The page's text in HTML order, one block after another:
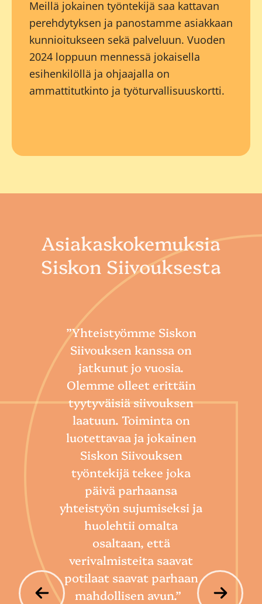
Meillä jokainen työntekijä saa kattavan
perehdytyksen ja panostamme asiakkaan
kunnioitukseen sekä palveluun. Vuoden
2024 loppuun mennessä jokaisella
esihenkilöllä ja ohjaajalla on
ammattitutkinto ja työturvallisuuskortti.
Asiakaskokemuksia
Siskon Siivouksesta
”Yhteistyömme Siskon
Siivouksen kanssa on
jatkunut jo vuosia.
Olemme olleet erittäin
tyytyväisiä siivouksen
laatuun. Toiminta on
luotettavaa ja jokainen
Siskon Siivouksen
työntekijä tekee joka
päivä parhaansa
yhteistyön sujumiseksi ja
huolehtii omalta
osaltaan, että
verivalmisteita saavat
potilaat saavat parhaan
mahdollisen avun.”